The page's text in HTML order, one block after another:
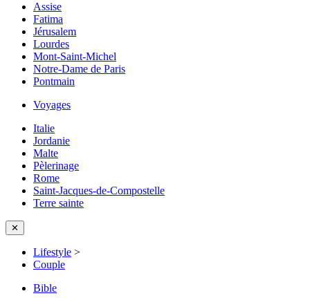
Assise
Fatima
Jérusalem
Lourdes
Mont-Saint-Michel
Notre-Dame de Paris
Pontmain
Voyages
Italie
Jordanie
Malte
Pèlerinage
Rome
Saint-Jacques-de-Compostelle
Terre sainte
✕
Lifestyle >
Couple
Bible